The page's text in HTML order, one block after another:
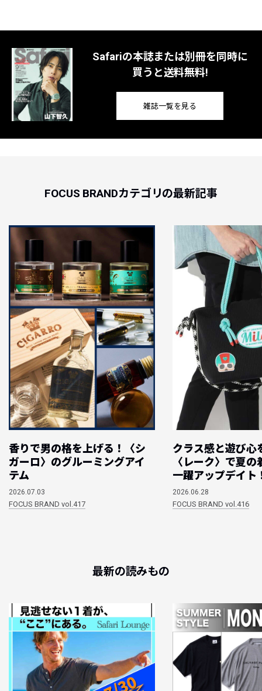
Safariの本誌または別冊を同時に
買うと送料無料!
雑誌一覧を見る
FOCUS BRANDカテゴリの最新記事
香りで男の格を上げる！〈シ
ガーロ〉のグルーミングアイ
テム
2026.07.03
FOCUS BRAND vol.417
クラス感と遊び心
〈レーク〉で夏
一躍アップデイト
2026.06.28
FOCUS BRAND vol.416
最新の読みもの